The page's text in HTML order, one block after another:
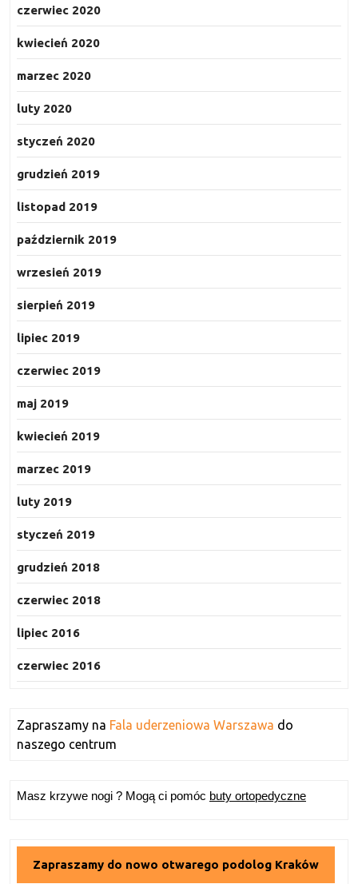
czerwiec 2020
kwiecień 2020
marzec 2020
luty 2020
styczeń 2020
grudzień 2019
listopad 2019
październik 2019
wrzesień 2019
sierpień 2019
lipiec 2019
czerwiec 2019
maj 2019
kwiecień 2019
marzec 2019
luty 2019
styczeń 2019
grudzień 2018
czerwiec 2018
lipiec 2016
czerwiec 2016
Zapraszamy na Fala uderzeniowa Warszawa do
naszego centrum
Masz krzywe nogi ? Mogą ci pomóc buty ortopedyczne
Zapraszamy do nowo otwarego podolog Kraków